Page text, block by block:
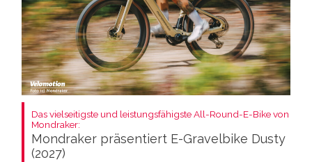
Das vielseitigste und leistungsfähigste All-Round-E-Bike von
Mondraker:
Mondraker präsentiert E-Gravelbike Dusty
(2027)